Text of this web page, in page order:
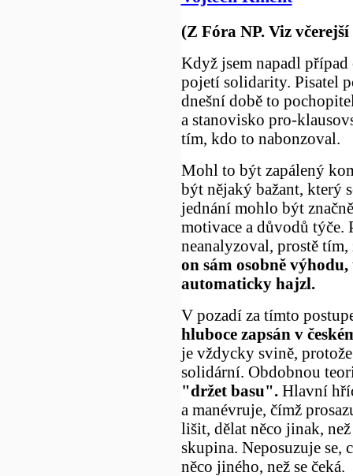
(Z Fóra NP. Viz
Když jsem napadl
pojetí solidarity. Pisatel
dnešní době to
a stanovisko pro-
tím, kdo to nabonzoval.
Mohl to být zapálený
být nějaký bažant, který
jednání mohlo být
motivace a důvodů týče.
neanalyzoval, prostě tím,
on sám osobně
automaticky hajzl.
V pozadí za tímto
hluboce zapsán v
je vždycky svině,
solidární. Obdobnou
"držet basu". Hlavní
a manévruje, čímž
lišit, dělat něco jinak,
skupina. Neposuzuje se,
něco jiného, než se čeká.